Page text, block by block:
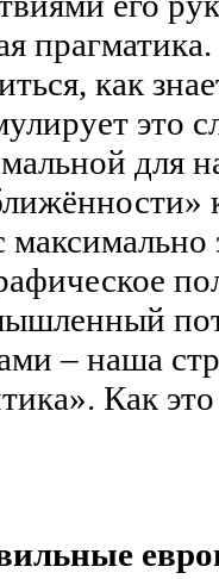
как
это
для
– наша
Как